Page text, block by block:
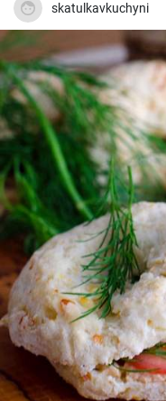
skatulkavkuchyni